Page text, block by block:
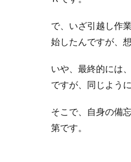
で、いざ引越し作
始したんですが、
いや、最終的には
ですが、同じよう
そこで、自身の備
第です。